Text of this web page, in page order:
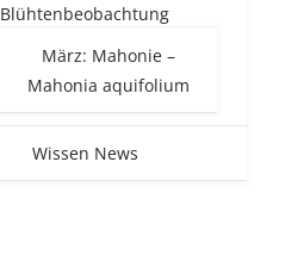
Blühtenbeobachtung
März: Mahonie –
Mahonia aquifolium
Wissen News